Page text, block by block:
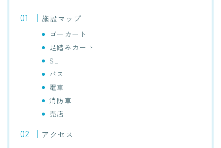
施設マップ
ゴーカート
足踏みカート
SL
バス
電車
消防車
売店
アクセス